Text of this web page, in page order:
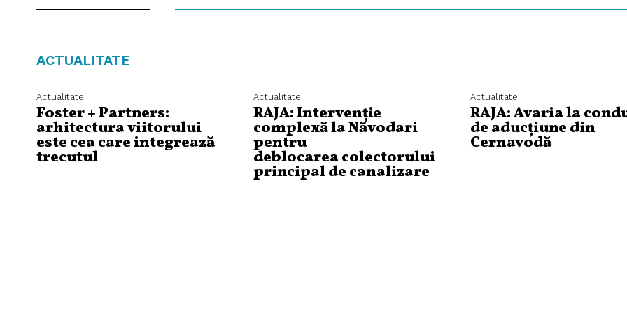
ACTUALITATE
Actualitate
Foster + Partners:
arhitectura viitorului
este cea care integrează
trecutul
Actualitate
RAJA: Intervenție
complexă la Năvodari
pentru
deblocarea colectorului
principal de canalizare
Actualitate
RAJA: Avaria la
de aducțiune din
Cernavodă